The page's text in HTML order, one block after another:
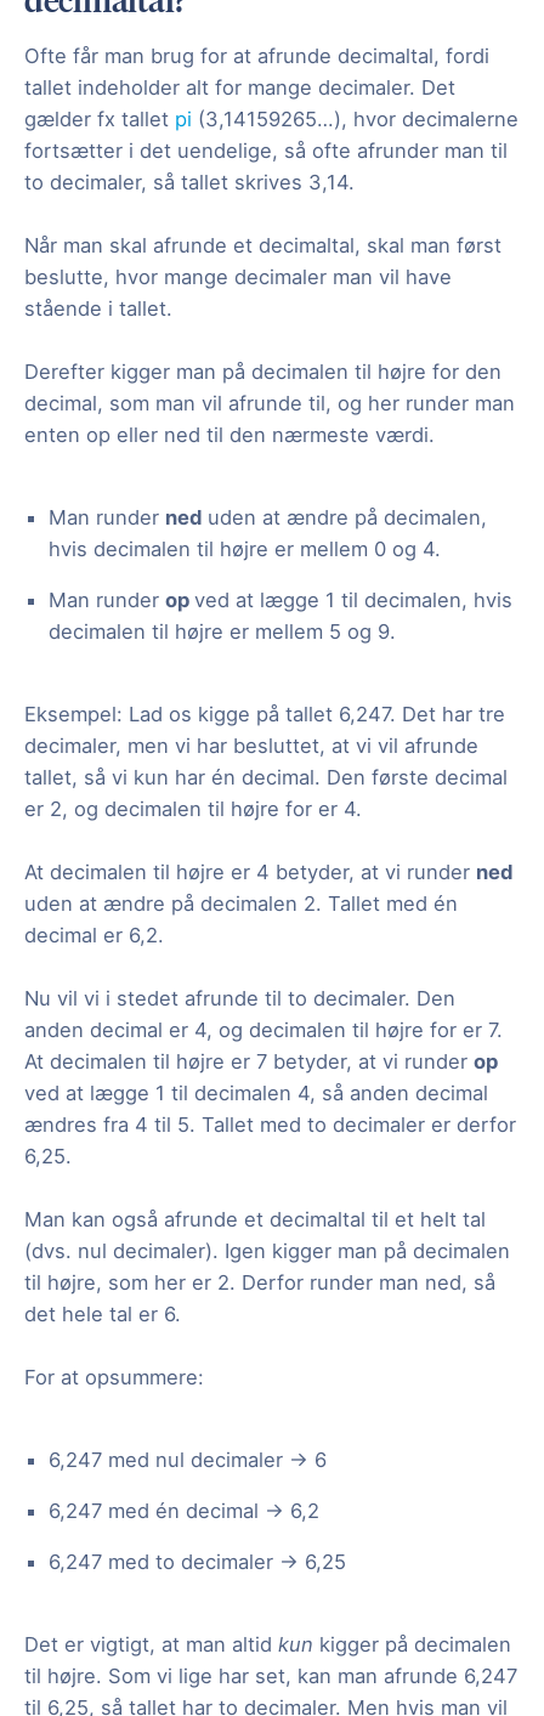
Ofte får man brug for at afrunde decimaltal, fordi
tallet indeholder alt for mange decimaler. Det
gælder fx tallet pi (3,14159265…), hvor decimalerne
fortsætter i det uendelige, så ofte afrunder man til
to decimaler, så tallet skrives 3,14.
Når man skal afrunde et decimaltal, skal man først
beslutte, hvor mange decimaler man vil have
stående i tallet.
Derefter kigger man på decimalen til højre for den
decimal, som man vil afrunde til, og her runder man
enten op eller ned til den nærmeste værdi.
Man runder ned uden at ændre på decimalen,
hvis decimalen til højre er mellem 0 og 4.
Man runder op ved at lægge 1 til decimalen, hvis
decimalen til højre er mellem 5 og 9.
Eksempel: Lad os kigge på tallet 6,247. Det har tre
decimaler, men vi har besluttet, at vi vil afrunde
tallet, så vi kun har én decimal. Den første decimal
er 2, og decimalen til højre for er 4.
At decimalen til højre er 4 betyder, at vi runder ned
uden at ændre på decimalen 2. Tallet med én
decimal er 6,2.
Nu vil vi i stedet afrunde til to decimaler. Den
anden decimal er 4, og decimalen til højre for er 7.
At decimalen til højre er 7 betyder, at vi runder op
ved at lægge 1 til decimalen 4, så anden decimal
ændres fra 4 til 5. Tallet med to decimaler er derfor
6,25.
Man kan også afrunde et decimaltal til et helt tal
(dvs. nul decimaler). Igen kigger man på decimalen
til højre, som her er 2. Derfor runder man ned, så
det hele tal er 6.
For at opsummere:
6,247 med nul decimaler → 6
6,247 med én decimal → 6,2
6,247 med to decimaler → 6,25
Det er vigtigt, at man altid kun kigger på decimalen
til højre. Som vi lige har set, kan man afrunde 6,247
til 6,25, så tallet har to decimaler. Men hvis man vil